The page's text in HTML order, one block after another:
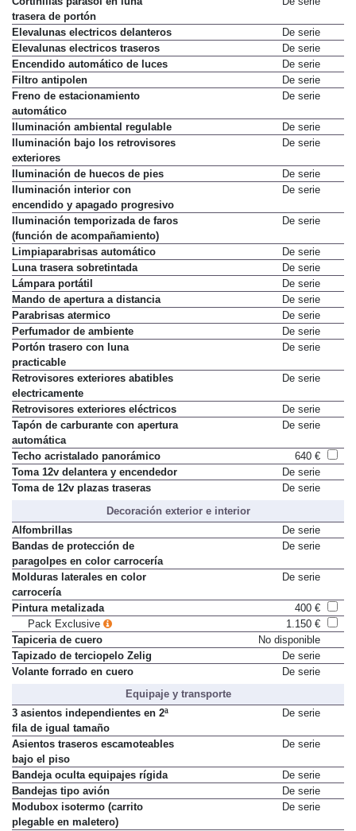
trasera de portón
Elevalunas electricos delanteros
De serie
Elevalunas electricos traseros
De serie
Encendido automático de luces
De serie
Filtro antipolen
De serie
Freno de estacionamiento
automático
De serie
Iluminación ambiental regulable
De serie
Iluminación bajo los retrovisores
exteriores
De serie
Iluminación de huecos de pies
De serie
Iluminación interior con
encendido y apagado progresivo
De serie
Iluminación temporizada de faros
(función de acompañamiento)
De serie
Limpiaparabrisas automático
De serie
Luna trasera sobretintada
De serie
Lámpara portátil
De serie
Mando de apertura a distancia
De serie
Parabrisas atermico
De serie
Perfumador de ambiente
De serie
Portón trasero con luna
practicable
De serie
Retrovisores exteriores abatibles
electricamente
De serie
Retrovisores exteriores eléctricos
De serie
Tapón de carburante con apertura
automática
De serie
Techo acristalado panorámico
640 €
Toma 12v delantera y encendedor
De serie
Toma de 12v plazas traseras
De serie
Decoración exterior e interior
Alfombrillas
De serie
Bandas de protección de
paragolpes en color carrocería
De serie
Molduras laterales en color
carrocería
De serie
Pintura metalizada
400 €
Pack Exclusive
1.150 €
Tapiceria de cuero
No disponible
Tapizado de terciopelo Zelig
De serie
Volante forrado en cuero
De serie
Equipaje y transporte
3 asientos independientes en 2ª
fila de igual tamaño
De serie
Asientos traseros escamoteables
bajo el piso
De serie
Bandeja oculta equipajes rígida
De serie
Bandejas tipo avión
De serie
Modubox isotermo (carrito
plegable en maletero)
De serie